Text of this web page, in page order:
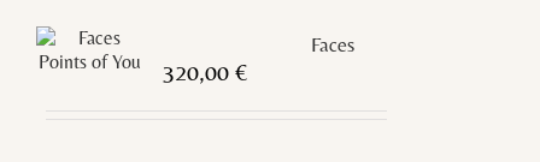
Faces
320,00 €